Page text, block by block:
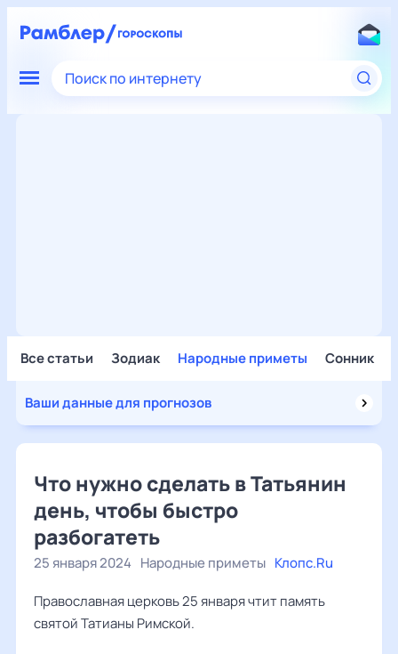
Поиск по интернету
Все статьи Зодиак Народные приметы Сонник
Ваши данные для прогнозов
Что нужно сделать в Татьянин
день, чтобы быстро
разбогатеть
25 января 2024 Народные приметы Клопс.Ru
Православная церковь 25 января чтит память
святой Татианы Римской.